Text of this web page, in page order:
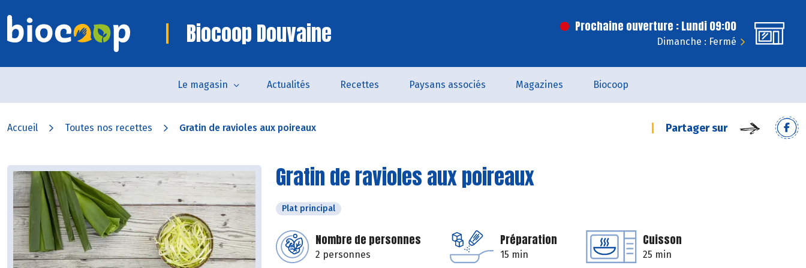
Biocoop Douvaine Prochaine ouverture : Lundi 09:00
Dimanche : Fermé
Le magasin Actualités Recettes Paysans associés Magazines Biocoop
Accueil Toutes nos recettes Gratin de ravioles aux poireaux Partager sur
Gratin de ravioles aux poireaux
Plat principal
Nombre de personnes
2 personnes
Préparation
15 min
Cuisson
25 min